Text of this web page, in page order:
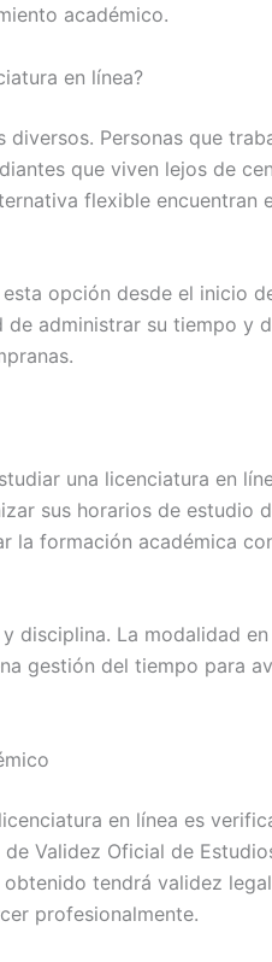
académico.
en línea?
Personas que
que viven lejos de
flexible encuentran
opción desde el inicio
administrar su tiempo y
una licenciatura en
sus horarios de estudio
la formación académica
disciplina. La modalidad en
gestión del tiempo para
en línea es
Validez Oficial de
tendrá validez
profesionalmente.